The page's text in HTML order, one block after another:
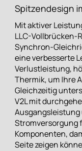
Spitzendesign
Mit aktiver
LLC-Vollbrücken-
Synchron-
eine verbesserte
Verlustleistung,
Thermik, um Ihre
Gleichzeitig
V2L mit
Stromversorgung
Komponenten,
Seite zeigen